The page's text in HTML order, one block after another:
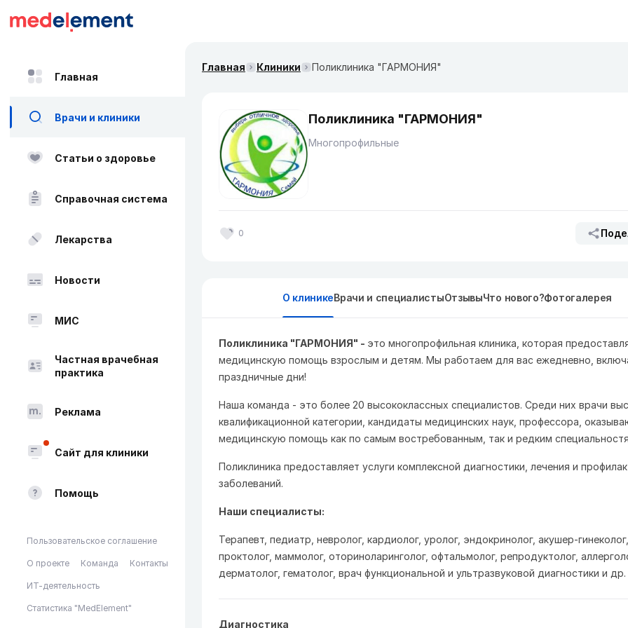
Главная
Врачи и клиники
Статьи о здоровье
Справочная система
Лекарства
Новости
МИС
Частная врачебная
практика
Реклама
Сайт для клиники
Помощь
Пользовательское соглашение
О проекте Команда Контакты
ИТ-деятельность
Статистика "MedElement"
Главная Клиники Поликлиника "ГАРМОНИЯ"
Поликлиника "ГАРМОНИЯ"
Многопрофильные
0
О клиникеВрачи и специалистыОтзывыЧто нового?Фотогалерея
Поликлиника "ГАРМОНИЯ" - это многопрофильная клиника, которая
медицинскую помощь взрослым и детям. Мы работаем для вас ежедневно,
праздничные дни!
Наша команда - это более 20 высококлассных специалистов. Среди них врачи
квалификационной категории, кандидаты медицинских наук, профессора,
медицинскую помощь как по самым востребованным, так и редким
Поликлиника предоставляет услуги комплексной диагностики, лечения и
заболеваний.
Наши специалисты:
Терапевт, педиатр, невролог, кардиолог, уролог, эндокринолог, акушер-
проктолог, маммолог, оториноларинголог, офтальмолог, репродуктолог,
дерматолог, гематолог, врач функциональной и ультразвуковой диагностики и др.
Диагностика